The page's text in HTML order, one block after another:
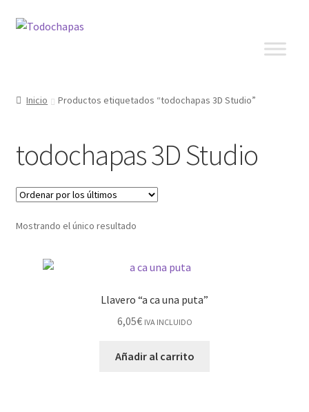
Inicio Productos etiquetados “todochapas 3D Studio”
todochapas 3D Studio
Mostrando el único resultado
Llavero “a ca una puta”
6,05€ IVA INCLUIDO
Añadir al carrito